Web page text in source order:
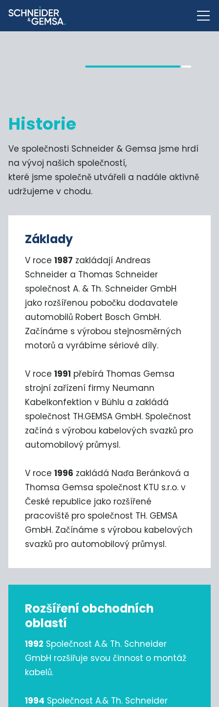
Historie
Ve společnosti Schneider & Gemsa jsme hrdí
na vývoj našich společností,
které jsme společně utvářeli a nadále aktivně
udržujeme v chodu.
Základy
V roce 1987 zakládají Andreas
Schneider a Thomas Schneider
společnost A. & Th. Schneider GmbH
jako rozšířenou pobočku dodavatele
automobilů Robert Bosch GmbH.
Začínáme s výrobou stejnosměrných
motorů a vyrábíme sériové díly.
V roce 1991 přebírá Thomas Gemsa
strojní zařízení firmy Neumann
Kabelkonfektion v Bühlu a zakládá
společnost TH.GEMSA GmbH. Společnost
začíná s výrobou kabelových svazků pro
automobilový průmysl.
V roce 1996 zakládá Naďa Beránková a
Thomsa Gemsa společnost KTU s.r.o. v
České republice jako rozšířené
pracoviště pro společnost TH. GEMSA
GmbH. Začínáme s výrobou kabelových
svazků pro automobilový průmysl.
Rozšíření obchodních
oblastí
1992 Společnost A.& Th. Schneider
GmbH rozšiřuje svou činnost o montáž
kabelů.
1994 Společnost A.& Th. Schneider